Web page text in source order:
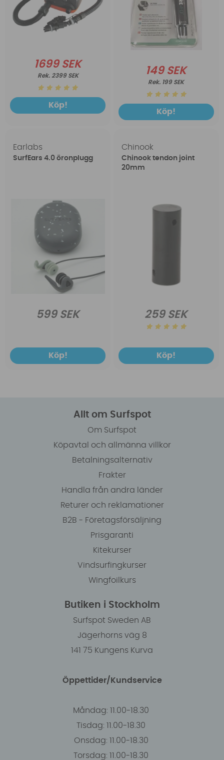
1699 SEK
2399 SEK
Köp!
149 SEK
199 SEK
Köp!
Earlabs
SurfEars 4.0 öronplugg
599 SEK
Köp!
Chinook
Chinook tendon joint
20mm
259 SEK
Köp!
Allt om Surfspot
Om Surfspot
Köpavtal och allmänna villkor
Betalningsalternativ
Frakter
Handla från andra länder
Returer och reklamationer
B2B - Företagsförsäljning
Prisgaranti
Kitekurser
Vindsurfingkurser
Wingfoilkurs
Butiken i Stockholm
Surfspot Sweden AB
Jägerhorns väg 8
141 75 Kungens Kurva
Öppettider/Kundservice
Måndag: 11.00-18.30
Tisdag: 11.00-18.30
Onsdag: 11.00-18.30
Torsdag: 11.00-18.30